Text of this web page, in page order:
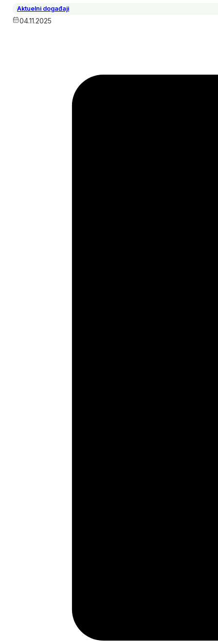
Aktuelni događaji
04.11.2025